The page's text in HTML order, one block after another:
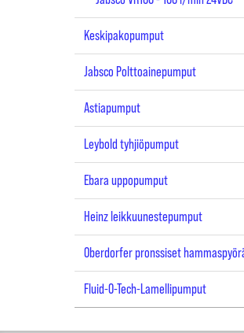
Keskipakopumput
Jabsco Polttoainepumput
Astiapumput
Leybold tyhjiöpumput
Ebara uppopumput
Heinz leikkuunestepumput
Oberdorfer pronssiset
Fluid-O-Tech-Lamellipumput